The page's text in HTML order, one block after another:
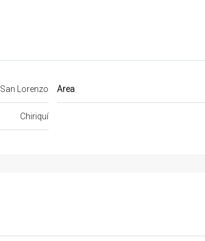
San Lorenzo
Chiriquí
Area